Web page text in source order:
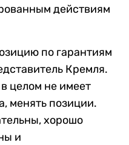
действиям
по гарантиям
Кремля.
целом не имеет
менять позиции.
хорошо
и